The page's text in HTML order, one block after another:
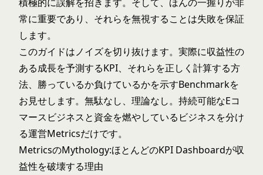
常に重要であり、それらを無視することは失敗を保証
します。
このガイドはノイズを切り抜けます。実際に収益性の
ある成長を予測するKPI、それらを正しく計算する方
法、勝っているか負けているかを示すBenchmarkを
お見せします。無駄なし、理論なし。持続可能なEコ
マースビジネスと資金を燃やしているビジネスを分け
る運営Metricsだけです。
MetricsのMythology:ほとんどのKPI Dashboardが収
益性を破壊する理由